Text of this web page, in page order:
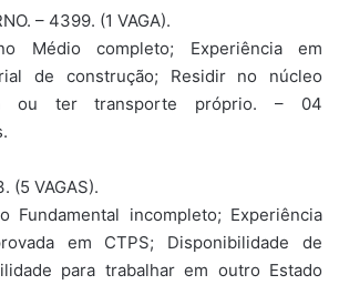
– 4399. (1 VAGA).
Médio completo; Experiência em
de construção; Residir no núcleo
ou ter transporte próprio. – 04
(5 VAGAS).
Fundamental incompleto; Experiência
em CTPS; Disponibilidade de
para trabalhar em outro Estado